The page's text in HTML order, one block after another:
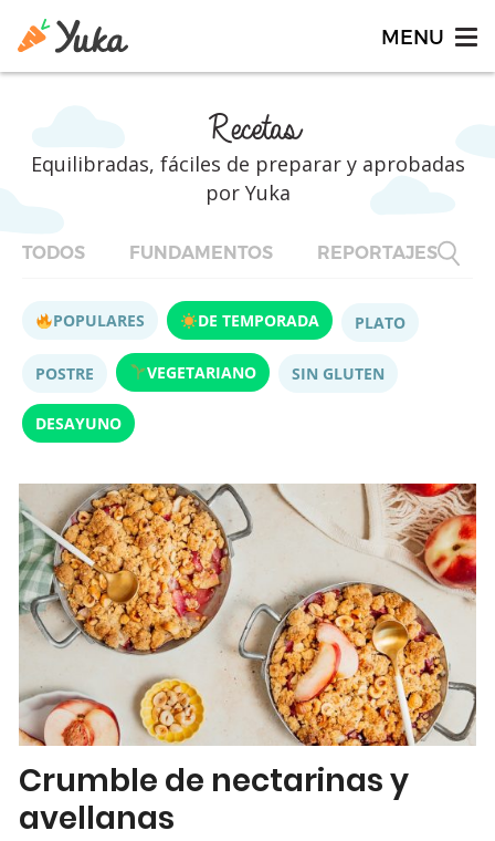
Recetas
Equilibradas, fáciles de preparar y aprobadas
por Yuka
TODOS FUNDAMENTOS REPORTAJES
POPULARES DE TEMPORADA PLATO
POSTRE VEGETARIANO SIN GLUTEN
DESAYUNO
Crumble de nectarinas y
avellanas